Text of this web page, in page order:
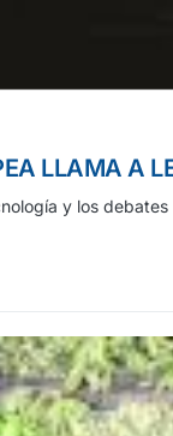
LLAMA A
y los